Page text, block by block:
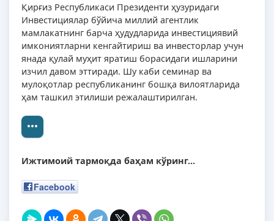
Қирғиз Республикаси Президенти ҳузуридаги
Инвестициялар бўйича миллий агентлик
мамлакатнинг барча ҳудудларида инвестициявий
имкониятларни кенгайтириш ва инвесторлар учун
янада қулай муҳит яратиш борасидаги ишларини
изчил давом эттиради. Шу каби семинар ва
мулоқотлар республиканинг бошқа вилоятларида
ҳам ташкил этилиши режалаштирилган.
Ижтимоий тармоқда баҳам кўринг...
Facebook